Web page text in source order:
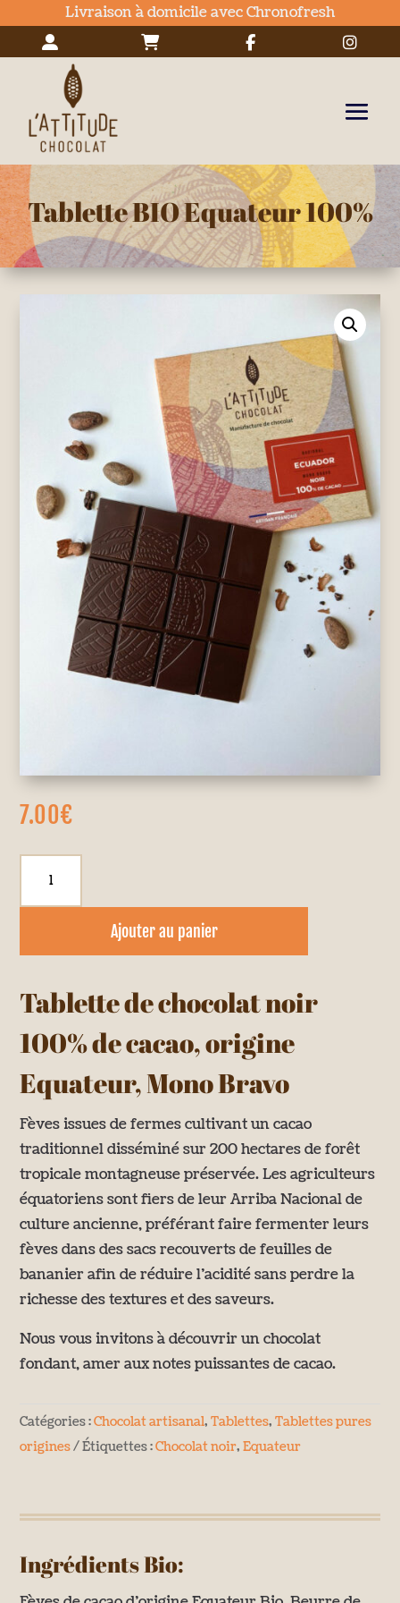
Livraison à domicile avec Chronofresh
Tablette BIO Equateur 100%
7.00€
100%
Ajouter au panier
Tablette de chocolat noir
100% de cacao, origine
Equateur, Mono Bravo
Fèves issues de fermes cultivant un cacao
traditionnel disséminé sur 200 hectares de forêt
tropicale montagneuse préservée. Les agriculteurs
équatoriens sont fiers de leur Arriba Nacional de
culture ancienne, préférant faire fermenter leurs
fèves dans des sacs recouverts de feuilles de
bananier afin de réduire l’acidité sans perdre la
richesse des textures et des saveurs.
Nous vous invitons à découvrir un chocolat
fondant, amer aux notes puissantes de cacao.
Catégories :Chocolat artisanal,Tablettes,Tablettes pures
origines
Étiquettes :Chocolat noir,Equateur
Ingrédients Bio: